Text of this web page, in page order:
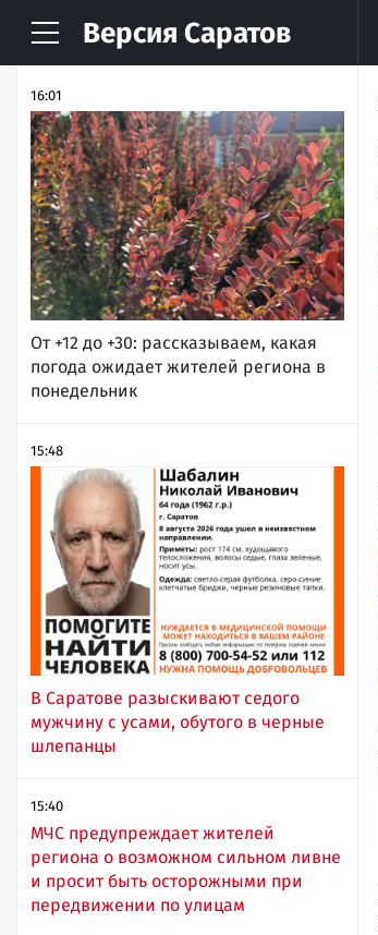
Версия Саратов
НОВОСТИ АРХИВ
16:01
От +12 до +30: рассказываем, какая
погода ожидает жителей региона в
понедельник
15:48
В Саратове разыскивают седого
мужчину с усами, обутого в черные
шлепанцы
15:40
МЧС предупреждает жителей
региона о возможном сильном ливне
и просит быть осторожными при
передвижении по улицам